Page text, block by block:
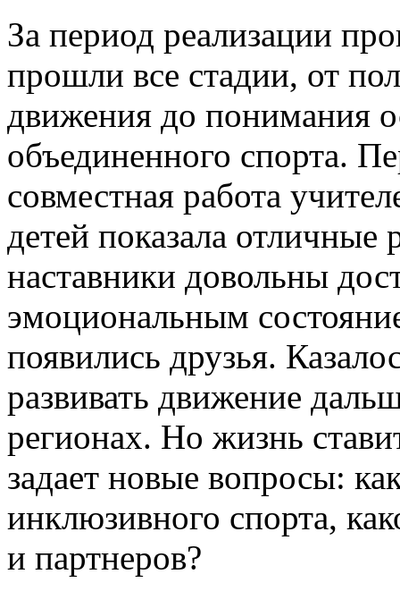
За период реализации
прошли все стадии, от
движения до понимания
объединенного спорта.
совместная работа
детей показала отличные
наставники довольны
эмоциональным
появились друзья.
развивать движение
регионах. Но жизнь
задает новые вопросы:
инклюзивного спорта,
и партнеров?